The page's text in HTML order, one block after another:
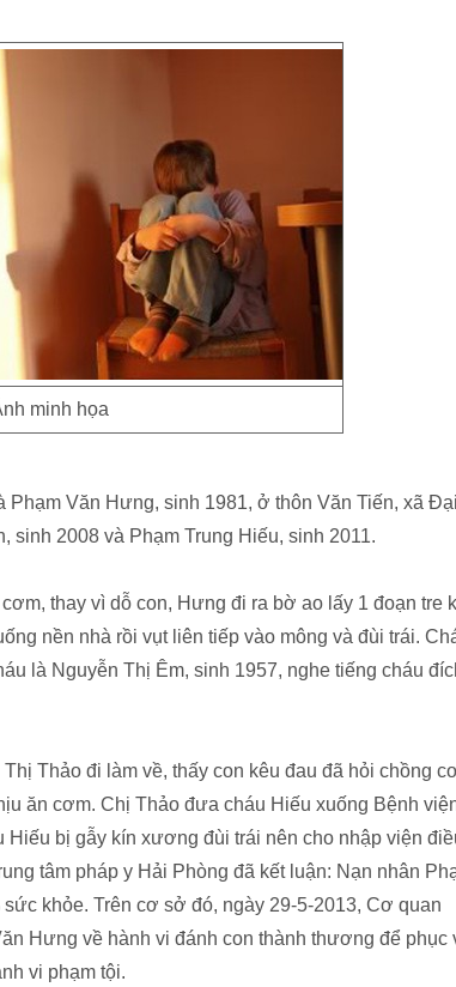
minh họa
Phạm Văn Hưng, sinh 1981, ở thôn Văn Tiến, xã
sinh 2008 và Phạm Trung Hiếu, sinh 2011.
thay vì dỗ con, Hưng đi ra bờ ao lấy 1 đoạn tre
nền nhà rồi vụt liên tiếp vào mông và đùi trái.
là Nguyễn Thị Êm, sinh 1957, nghe tiếng cháu
Thảo đi làm về, thấy con kêu đau đã hỏi chồng
ăn cơm. Chị Thảo đưa cháu Hiếu xuống Bệnh
bị gẫy kín xương đùi trái nên cho nhập viện
tâm pháp y Hải Phòng đã kết luận: Nạn nhân
khỏe. Trên cơ sở đó, ngày 29-5-2013, Cơ quan
Hưng về hành vi đánh con thành thương để phục
vi phạm tội.